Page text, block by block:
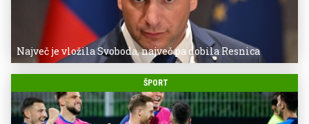
Največ je vložila Svoboda, največ pa dobila Resnica
ŠPORT